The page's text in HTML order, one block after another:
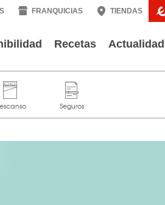
FRANQUICIAS TIENDAS
Recetas Actualidad